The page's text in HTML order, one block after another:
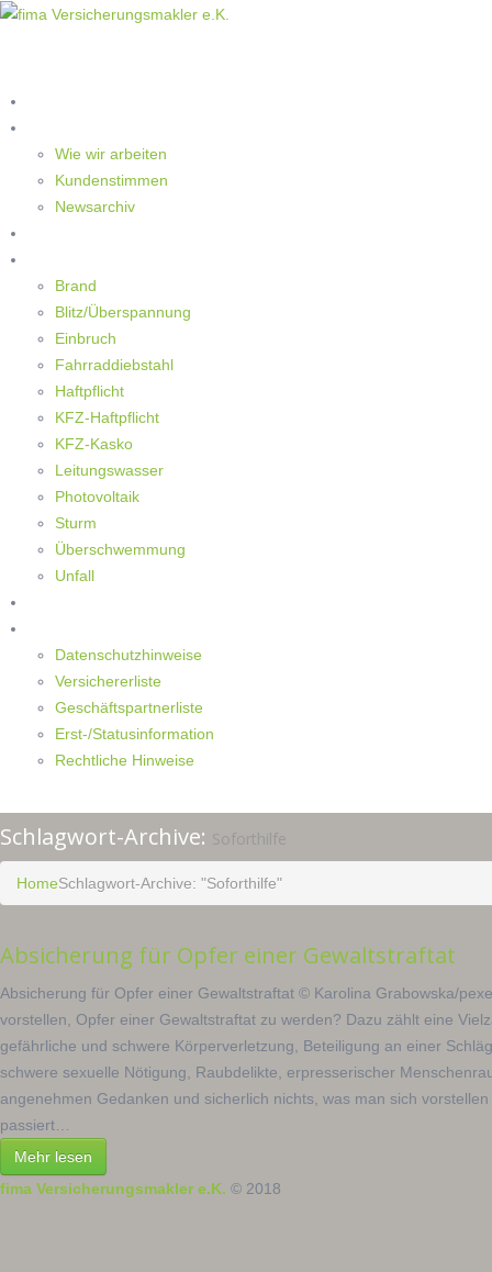
Wie wir arbeiten
Kundenstimmen
Newsarchiv
Brand
Blitz/Überspannung
Einbruch
Fahrraddiebstahl
Haftpflicht
KFZ-Haftpflicht
KFZ-Kasko
Leitungswasser
Photovoltaik
Sturm
Überschwemmung
Unfall
Datenschutzhinweise
Versichererliste
Geschäftspartnerliste
Erst-/Statusinformation
Rechtliche Hinweise
Schlagwort-Archive: Soforthilfe
HomeSchlagwort-Archive: "Soforthilfe"
Absicherung für Opfer einer Gewaltstraftat
Absicherung für Opfer einer Gewaltstraftat © Karolina Grabowska/
vorstellen, Opfer einer Gewaltstraftat zu werden? Dazu zählt eine
gefährliche und schwere Körperverletzung, Beteiligung an einer
schwere sexuelle Nötigung, Raubdelikte, erpresserischer
angenehmen Gedanken und sicherlich nichts, was man sich
passiert…
Mehr lesen
fima Versicherungsmakler e.K. © 2018